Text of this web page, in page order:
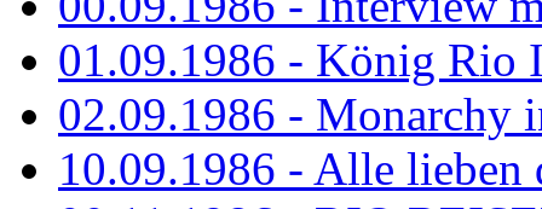
01.09.1986 - König Rio
02.09.1986 - Monarchy
10.09.1986 - Alle lieben